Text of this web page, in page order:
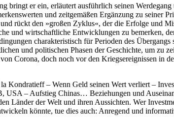
bringt er ein, erläutert ausführlich seinen
und zeitgemäßen Ergänzung zu seiner
rückt den »großen Zyklus«, der die Erfolge und
und wirtschaftliche Entwicklungen zu bemerken,
charakteristisch für Perioden des
und politischen Phasen der Geschichte, um zu
Corona, doch noch vor den Kriegsereignissen in
– Wenn Geld seinen Wert verliert –
– Aufstieg Chinas… Beziehungen und
Länder der Welt und ihren Aussichten. Wer
könnte, tue dies auch: Anregend und